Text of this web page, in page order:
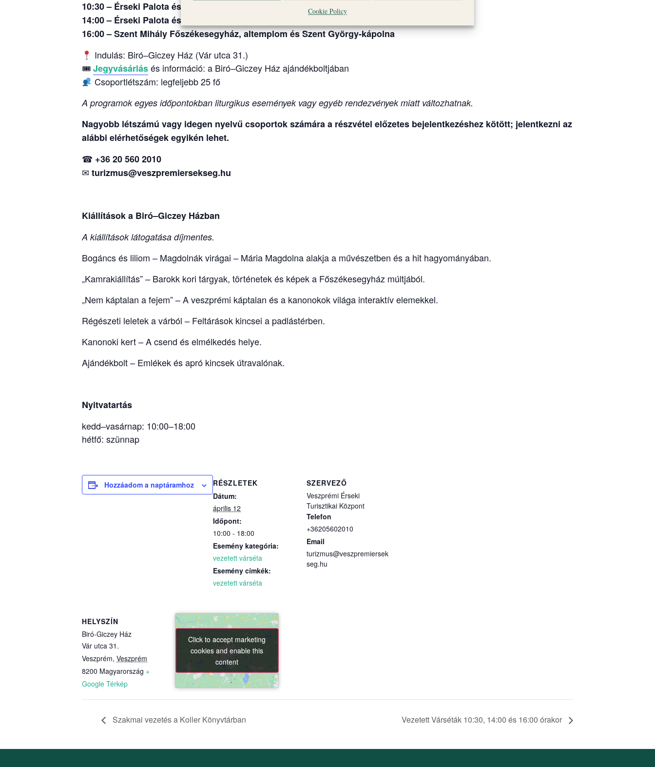
Cookie Policy
10:30 – Érseki Palota és Gizella-kápolna
14:00 – Érseki Palota és Gizella-kápolna
16:00 – Szent Mihály Főszékesegyház, altemplom és Szent György-kápolna
Indulás: Biró–Giczey Ház (Vár utca 31.)
🎟Jegyvásárlásés információ: a Biró–Giczey Ház ajándékboltjában
Csoportlétszám: legfeljebb 25 fő
A programok egyes időpontokban liturgikus események vagy egyéb rendezvények miatt változhatnak.
Nagyobb létszámú vagy idegen nyelvű csoportok számára a részvétel előzetes bejelentkezéshez kötött; jelentkezni az
alábbi elérhetőségek egyikén lehet.
☎ +36 20 560 2010
✉ turizmus@veszpremiersekseg.hu
Kiállítások a Biró–Giczey Házban
A kiállítások látogatása díjmentes.
Bogáncs és liliom – Magdolnák virágai – Mária Magdolna alakja a művészetben és a hit hagyományában.
„Kamrakiállítás” – Barokk kori tárgyak, történetek és képek a Főszékesegyház múltjából.
„Nem káptalan a fejem” – A veszprémi káptalan és a kanonokok világa interaktív elemekkel.
Régészeti leletek a várból – Feltárások kincsei a padlástérben.
Kanonoki kert – A csend és elmélkedés helye.
Ajándékbolt – Emlékek és apró kincsek útravalónak.
Nyitvatartás
kedd–vasárnap: 10:00–18:00
hétfő: szünnap
Hozzáadom a naptáramhoz
RÉSZLETEK
Dátum:
április 12
Időpont:
10:00 - 18:00
Esemény kategória:
vezetett várséta
Esemény címkék:
vezetett várséta
SZERVEZŐ
Veszprémi Érseki
Turisztikai Központ
Telefon
+36205602010
Email
turizmus@veszpremiersek
seg.hu
HELYSZÍN
Biró-Giczey Ház
Vár utca 31.
Veszprém, Veszprém
8200 Magyarország +
Google Térkép
Click to accept marketing
cookies and enable this
content
Click to accept marketing
cookies and enable this
content
Szakmai vezetés a Koller Könyvtárban Vezetett Várséták 10:30, 14:00 és 16:00 órakor